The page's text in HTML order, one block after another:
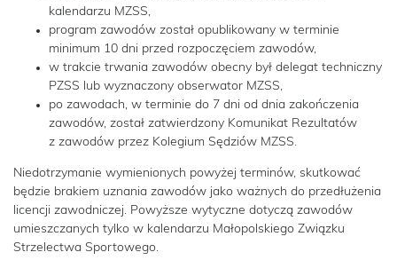
kalendarzu MZSS,
program zawodów został opublikowany w terminie
minimum 10 dni przed rozpoczęciem zawodów,
w trakcie trwania zawodów obecny był delegat techniczny
PZSS lub wyznaczony obserwator MZSS,
po zawodach, w terminie do 7 dni od dnia zakończenia
zawodów, został zatwierdzony Komunikat Rezultatów
z zawodów przez Kolegium Sędziów MZSS.
Niedotrzymanie wymienionych powyżej terminów, skutkować
będzie brakiem uznania zawodów jako ważnych do przedłużenia
licencji zawodniczej. Powyższe wytyczne dotyczą zawodów
umieszczanych tylko w kalendarzu Małopolskiego Związku
Strzelectwa Sportowego.